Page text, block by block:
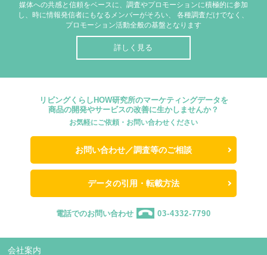
媒体への共感と信頼をベースに、調査やプロモーションに積極的に参加
し、時に情報発信者にもなるメンバーがそろい、
各種調査だけでなく、
プロモーション活動全般の基盤となります
詳しく見る
リビングくらしHOW研究所のマーケティングデータを
商品の開発やサービスの改善に生かしませんか？
お気軽にご依頼・お問い合わせください
お問い合わせ／調査等のご相談
データの引用・転載方法
電話でのお問い合わせ 03-4332-7790
会社案内